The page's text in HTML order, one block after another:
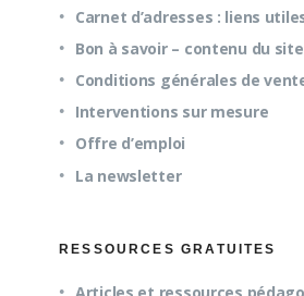
Carnet d’adresses : liens
Bon à savoir – contenu du site
Conditions générales de
Interventions sur mesure
Offre d’emploi
La newsletter
RESSOURCES GRATUITES